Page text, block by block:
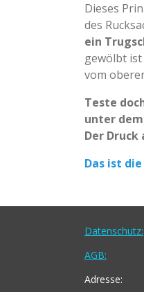
Dieses
des
ein
gewölbt ist
vom
Teste
unter
Der
Das ist die
Datenschutz:
AGB:
Adresse: